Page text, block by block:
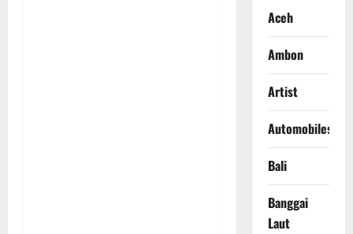
Aceh
Ambon
Artist
Automobiles
Bali
Banggai
Laut